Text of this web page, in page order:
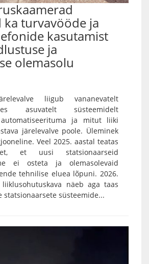
ka turvavööde ja
kasutamist
ja
olemasolu
liigub vananevatelt
asuvatelt süsteemidelt
ja mitut liiki
järelevalve poole. Üleminek
Veel 2025. aastal teatas
et uusi statsionaarseid
ei osteta ja olemasolevaid
tehnilise eluea lõpuni. 2026.
näeb aga taas
statsionaarsete süsteemide...